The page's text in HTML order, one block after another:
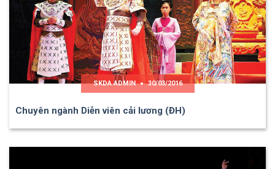
SKDA ADMIN 30/03/2016
Chuyên ngành Diễn viên cải lương (ĐH)